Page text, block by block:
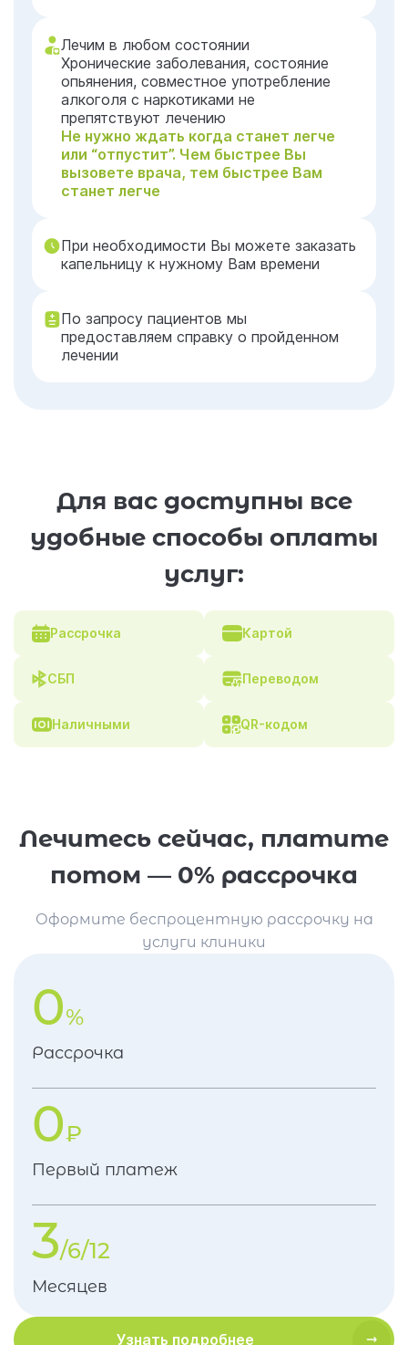
Лечим в любом состоянии
Хронические заболевания, состояние
опьянения, совместное употребление
алкоголя с наркотиками не
препятствуют лечению
Не нужно ждать когда станет легче
или “отпустит”. Чем быстрее Вы
вызовете врача, тем быстрее Вам
станет легче
При необходимости Вы можете заказать
капельницу к нужному Вам времени
По запросу пациентов мы
предоставляем справку о пройденном
лечении
Для вас доступны все
удобные способы оплаты
услуг:
Рассрочка Картой
СБП Переводом
Наличными QR-кодом
Лечитесь сейчас, платите
потом — 0% рассрочка
Оформите беспроцентную рассрочку на
услуги клиники
0%
Рассрочка
0₽
Первый платеж
3/6/12
Месяцев
Узнать подробнее